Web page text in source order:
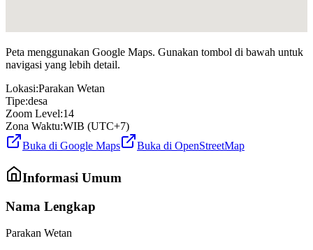
Peta menggunakan Google Maps. Gunakan tombol di bawah untuk
navigasi yang lebih detail.
Lokasi:Parakan Wetan
Tipe:desa
Zoom Level:14
Zona Waktu:WIB (UTC+7)
Buka di Google Maps
Buka di OpenStreetMap
Informasi Umum
Nama Lengkap
Parakan Wetan